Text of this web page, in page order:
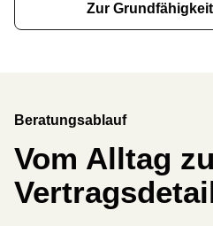
Zur
Beratungsablauf
Vom Alltag